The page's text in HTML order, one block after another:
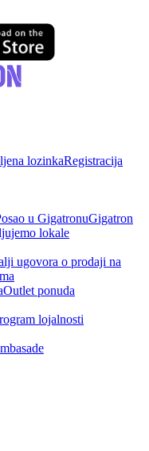
lozinkaRegistracija
u GigatronuGigatron
lokale
ugovora o prodaji na
Outlet ponuda
lojalnosti